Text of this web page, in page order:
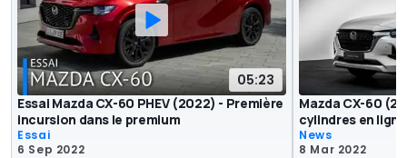
05:23
Essai Mazda CX-60 PHEV (2022) - Première
incursion dans le premium
Essai
6 Sep 2022
Mazda CX-60
cylindres en
News
8 Mar 2022